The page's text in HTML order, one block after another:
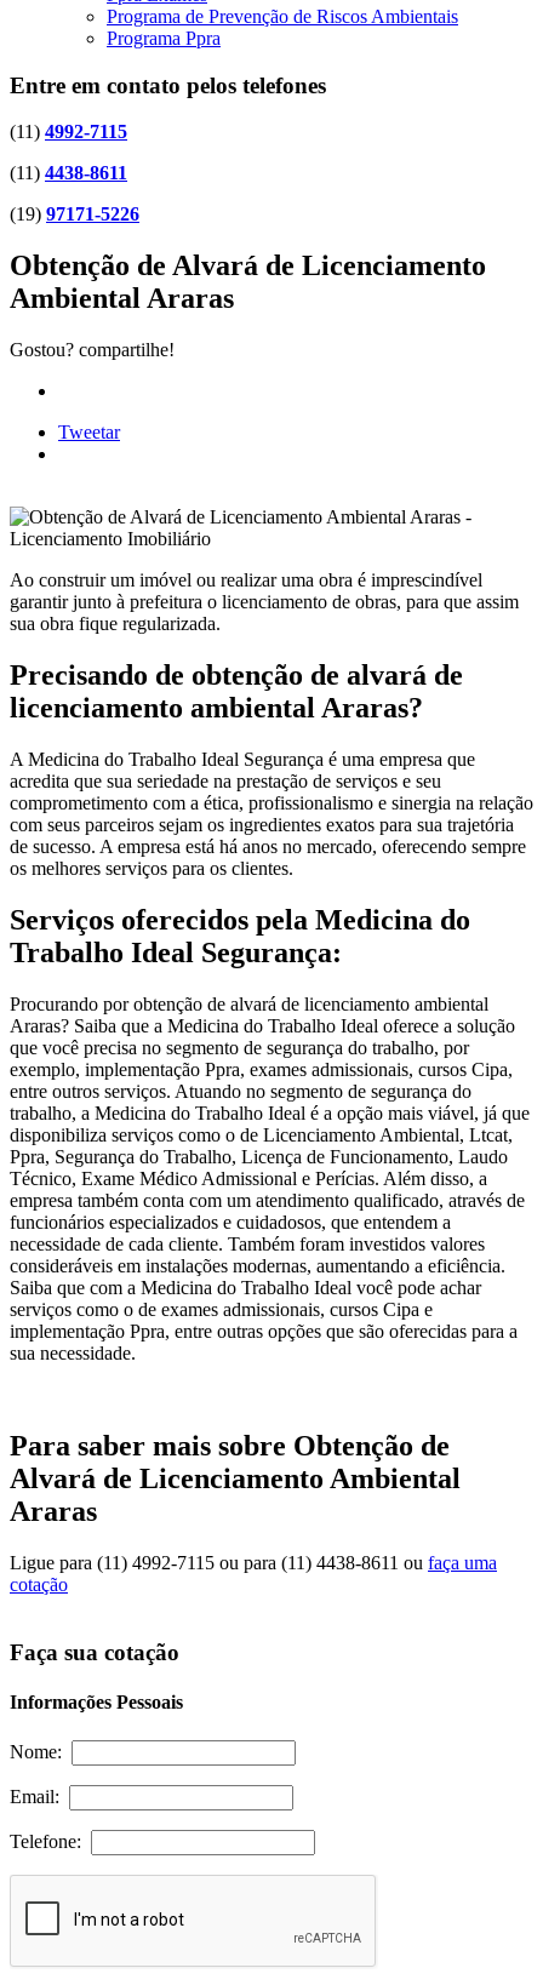
Programa de Prevenção de Riscos Ambientais
Programa Ppra
Entre em contato pelos telefones
(11) 4992-7115
(11) 4438-8611
(19) 97171-5226
Obtenção de Alvará de Licenciamento
Ambiental Araras
Gostou? compartilhe!
Tweetar
Ao construir um imóvel ou realizar uma obra é imprescindível
garantir junto à prefeitura o licenciamento de obras, para que assim
sua obra fique regularizada.
Precisando de obtenção de alvará de
licenciamento ambiental Araras?
A Medicina do Trabalho Ideal Segurança é uma empresa que
acredita que sua seriedade na prestação de serviços e seu
comprometimento com a ética, profissionalismo e sinergia na relação
com seus parceiros sejam os ingredientes exatos para sua trajetória
de sucesso. A empresa está há anos no mercado, oferecendo sempre
os melhores serviços para os clientes.
Serviços oferecidos pela Medicina do
Trabalho Ideal Segurança:
Procurando por obtenção de alvará de licenciamento ambiental
Araras? Saiba que a Medicina do Trabalho Ideal oferece a solução
que você precisa no segmento de segurança do trabalho, por
exemplo, implementação Ppra, exames admissionais, cursos Cipa,
entre outros serviços. Atuando no segmento de segurança do
trabalho, a Medicina do Trabalho Ideal é a opção mais viável, já que
disponibiliza serviços como o de Licenciamento Ambiental, Ltcat,
Ppra, Segurança do Trabalho, Licença de Funcionamento, Laudo
Técnico, Exame Médico Admissional e Perícias. Além disso, a
empresa também conta com um atendimento qualificado, através de
funcionários especializados e cuidadosos, que entendem a
necessidade de cada cliente. Também foram investidos valores
consideráveis em instalações modernas, aumentando a eficiência.
Saiba que com a Medicina do Trabalho Ideal você pode achar
serviços como o de exames admissionais, cursos Cipa e
implementação Ppra, entre outras opções que são oferecidas para a
sua necessidade.
Para saber mais sobre Obtenção de
Alvará de Licenciamento Ambiental
Araras
Ligue para (11) 4992-7115 ou para (11) 4438-8611 ou faça uma
cotação
Faça sua cotação
Informações Pessoais
Nome:
Email:
Telefone: